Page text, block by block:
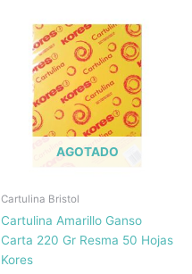
AGOTADO
Cartulina Bristol
Cartulina Amarillo Ganso
Carta 220 Gr Resma 50 Hojas
Kores